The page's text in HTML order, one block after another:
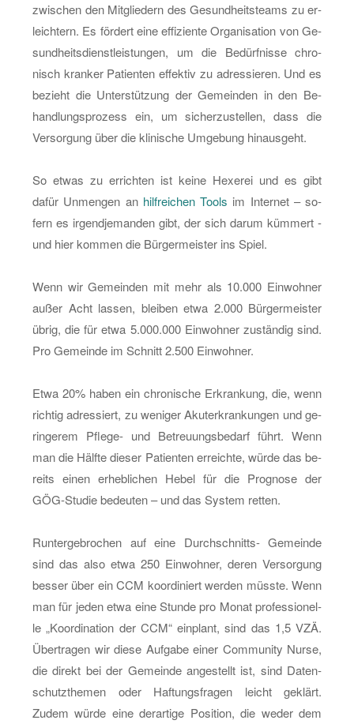
zwi­schen den Mit­glie­dern des Ge­sund­heits­teams zu er­
leich­tern. Es för­dert eine ef­fi­zi­en­te Or­ga­ni­sa­ti­on von Ge­
sund­heits­dienst­leis­tun­gen, um die Be­dürf­nis­se chro­
nisch kran­ker Pa­ti­en­ten ef­fek­tiv zu adres­sie­ren. Und es
be­zieht die Un­ter­stüt­zung der Ge­mein­den in den Be­
hand­lungs­pro­zess ein, um si­cher­zu­stel­len, dass die
Ver­sor­gung über die kli­ni­sche Um­ge­bung hin­aus­geht.
So etwas zu er­rich­ten ist keine He­xe­rei und es gibt
dafür Un­men­gen an hilf­rei­chen Tools im In­ter­net – so­
fern es ir­gend­je­man­den gibt, der sich darum küm­mert -
und hier kom­men die Bür­ger­meis­ter ins Spiel.
Wenn wir Ge­mein­den mit mehr als 10.000 Ein­woh­ner
außer Acht las­sen, blei­ben etwa 2.000 Bür­ger­meis­ter
übrig, die für etwa 5.000.000 Ein­woh­ner zu­stän­dig sind.
Pro Ge­mein­de im Schnitt 2.500 Ein­woh­ner.
Etwa 20% haben ein chro­ni­sche Er­kran­kung, die, wenn
rich­tig adres­siert, zu we­ni­ger Aku­ter­kran­kun­gen und ge­
rin­ge­rem Pfle­ge- und Be­treu­ungs­be­darf führt. Wenn
man die Hälf­te die­ser Pa­ti­en­ten er­reich­te, würde das be­
reits einen er­heb­li­chen Hebel für die Pro­gno­se der
GÖG-Stu­die be­deu­ten – und das Sys­tem ret­ten.
Run­ter­ge­bro­chen auf eine Durch­schnitts- Ge­mein­de
sind das also etwa 250 Ein­woh­ner, deren Ver­sor­gung
bes­ser über ein CCM ko­or­di­niert wer­den müss­te. Wenn
man für jeden etwa eine Stun­de pro Monat pro­fes­sio­nel­
le „Ko­or­di­na­ti­on der CCM“ ein­plant, sind das 1,5 VZÄ.
Über­tra­gen wir diese Auf­ga­be einer Com­mu­ni­ty Nurse,
die di­rekt bei der Ge­mein­de an­ge­stellt ist, sind Da­ten­
schutzthe­men oder Haf­tungs­fra­gen leicht ge­klärt.
Zudem würde eine der­ar­ti­ge Po­si­ti­on, die weder dem